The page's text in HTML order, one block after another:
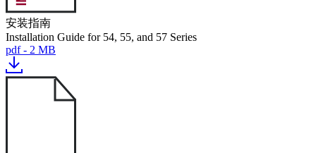
安装指南
Installation Guide for 54, 55, and 57 Series
pdf - 2 MB